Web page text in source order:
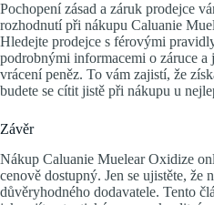
Pochopení zásad a záruk prodejce
rozhodnutí při nákupu Caluanie
Hledejte prodejce s férovými
podrobnými informacemi o záruce a
vrácení peněz. To vám zajistí, že
budete se cítit jistě při nákupu u
Závěr
Nákup Caluanie Muelear Oxidize
cenově dostupný. Jen se ujistěte, že
důvěryhodného dodavatele. Tento